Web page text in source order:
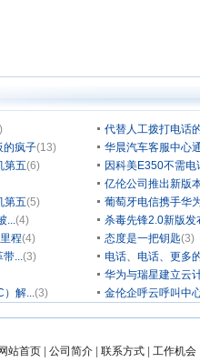
代替人工拨打电话
的疯子(13)
华晨汽车客服中心
第五(6)
因科美E350不需
亿伦公司推出新版
第五(5)
葡萄牙电信携手华
...(4)
杀毒先锋2.0新版发
程(4) 态度是一把钥匙(3)
带...(3)
电话、电话、更多
华为与瑞星建立云
）解...(3) 金伦企呼云呼叫中
网站首页 公司简介 联系方式 工作机会